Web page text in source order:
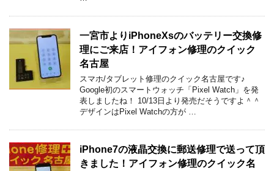
一宮市よりiPhoneXsのバッテリー交換修
理にご来店！アイフォン修理のクイック
名古屋
スマホ/タブレット修理のクイック名古屋です♪
Google初のスマートウォッチ「Pixel Watch」を発
表しましたね！ 10/13日より発売だそうですよ＾＾
デザインはPixel Watchの方が …
iPhone7の液晶交換に郵送修理で送って頂
きました！アイフォン修理のクイック名